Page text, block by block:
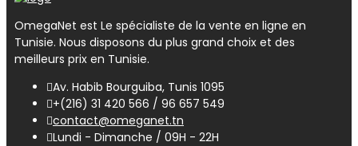
OmegaNet est Le spécialiste de la vente en ligne en
Tunisie. Nous disposons du plus grand choix et des
meilleurs prix en Tunisie.
Av. Habib Bourguiba, Tunis 1095
+(216) 31 420 566 / 96 657 549
contact@omeganet.tn
Lundi - Dimanche / 09H - 22H